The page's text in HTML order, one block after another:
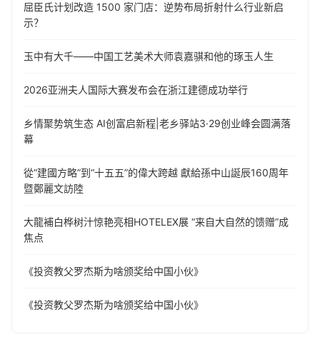
屈臣氏计划改造 1500 家门店：逆势布局折射什么行业新启
示？
玉中有大千——中国工艺美术大师袁嘉骐和他的琢玉人生
​2026亚洲夫人国际大赛发布会在浙江建德成功举行
乡情聚势筑生态 AI创富启新程|老乡驿站3·29创业峰会圆满落
幕
從“建國方略”到“十五五”的偉大跨越 獻給孫中山誕辰160周年
暨鄭麗文訪陸
大龍補白桦树汁惊艳亮相HOTELEX展 “来自大自然的馈赠”成
焦点
《投资教父罗杰斯为啥颁奖给中国小伙》
《投资教父罗杰斯为啥颁奖给中国小伙》